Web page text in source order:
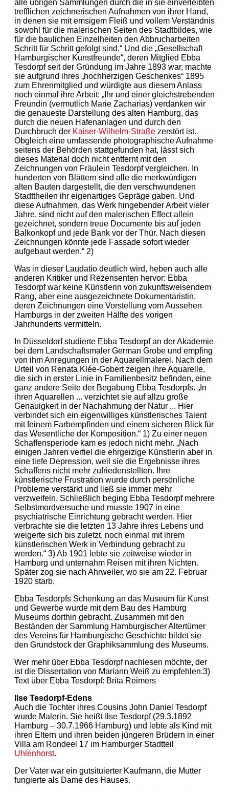
alle übrigen Sammlungen durch die in sie einverleibten
trefflichen zeichnerischen Aufnahmen von ihrer Hand,
in denen sie mit emsigem Fleiß und vollem Verständnis
sowohl für die malerischen Seiten des Stadtbildes, wie
für die baulichen Einzelheiten den Abbrucharbeiten
Schritt für Schritt gefolgt sind.“ Und die „Gesellschaft
Hamburgischer Kunstfreunde“, deren Mitglied Ebba
Tesdorpf seit der Gründung im Jahre 1893 war, machte
sie aufgrund ihres „hochherzigen Geschenkes“ 1895
zum Ehrenmitglied und würdigte aus diesem Anlass
noch einmal ihre Arbeit: „Ihr und einer gleichstrebenden
Freundin (vermutlich Marie Zacharias) verdanken wir
die genaueste Darstellung des alten Hamburg, das
durch die neuen Hafenanlagen und durch den
Durchbruch der Kaiser-Wilhelm-Straße zerstört ist.
Obgleich eine umfassende photographische Aufnahme
seitens der Behörden stattgefunden hat, lässt sich
dieses Material doch nicht entfernt mit den
Zeichnungen von Fräulein Tesdorpf vergleichen. In
hunderten von Blättern sind alle die merkwürdigen
alten Bauten dargestellt, die den verschwundenen
Stadttheilen ihr eigenartiges Gepräge gaben. Und
diese Aufnahmen, das Werk hingebender Arbeit vieler
Jahre, sind nicht auf den malerischen Effect allein
gezeichnet, sondern treue Documente bis auf jeden
Balkonkopf und jede Bank vor der Thür. Nach diesen
Zeichnungen könnte jede Fassade sofort wieder
aufgebaut werden.“ 2)
Was in dieser Laudatio deutlich wird, heben auch alle
anderen Kritiker und Rezensenten hervor: Ebba
Tesdorpf war keine Künstlerin von zukunftsweisendem
Rang, aber eine ausgezeichnete Dokumentaristin,
deren Zeichnungen eine Vorstellung vom Aussehen
Hamburgs in der zweiten Hälfte des vorigen
Jahrhunderts vermitteln.
In Düsseldorf studierte Ebba Tesdorpf an der Akademie
bei dem Landschaftsmaler German Grobe und empfing
von ihm Anregungen in der Aquarellmalerei. Nach dem
Urteil von Renata Klée-Gobert zeigen ihre Aquarelle,
die sich in erster Linie in Familienbesitz befinden, eine
ganz andere Seite der Begabung Ebba Tesdorpfs. „In
ihren Aquarellen ... verzichtet sie auf allzu große
Genauigkeit in der Nachahmung der Natur ... Hier
verbindet sich ein eigenwilliges künstlerisches Talent
mit feinem Farbempfinden und einem sicheren Blick für
das Wesentliche der Komposition.“ 1) Zu einer neuen
Schaffensperiode kam es jedoch nicht mehr. „Nach
einigen Jahren verfiel die ehrgeizige Künstlerin aber in
eine tiefe Depression, weil sie die Ergebnisse ihres
Schaffens nicht mehr zufriedenstellten. Ihre
künstlerische Frustration wurde durch persönliche
Probleme verstärkt und ließ sie immer mehr
verzweifeln. Schließlich beging Ebba Tesdorpf mehrere
Selbstmordversuche und musste 1907 in eine
psychiatrische Einrichtung gebracht werden. Hier
verbrachte sie die letzten 13 Jahre ihres Lebens und
weigerte sich bis zuletzt, noch einmal mit ihrem
künstlerischen Werk in Verbindung gebracht zu
werden.“ 3) Ab 1901 lebte sie zeitweise wieder in
Hamburg und unternahm Reisen mit ihren Nichten.
Später zog sie nach Ahrweiler, wo sie am 22. Februar
1920 starb.
Ebba Tesdorpfs Schenkung an das Museum für Kunst
und Gewerbe wurde mit dem Bau des Hamburg
Museums dorthin gebracht. Zusammen mit den
Beständen der Sammlung Hamburgischer Altertümer
des Vereins für Hamburgische Geschichte bildet sie
den Grundstock der Graphiksammlung des Museums.
Wer mehr über Ebba Tesdorpf nachlesen möchte, der
ist die Dissertation von Mariann Weiß zu empfehlen.3)
Text über Ebba Tesdorpf: Brita Reimers
Ilse Tesdorpf-Edens
Auch die Tochter ihres Cousins John Daniel Tesdorpf
wurde Malerin. Sie heißt Ilse Tesdorpf (29.3.1892
Hamburg – 30.7.1966 Hamburg) und lebte als Kind mit
ihren Eltern und ihren beiden jüngeren Brüdern in einer
Villa am Rondeel 17 im Hamburger Stadtteil
Uhlenhorst.
Der Vater war ein gutsituierter Kaufmann, die Mutter
fungierte als Dame des Hauses.